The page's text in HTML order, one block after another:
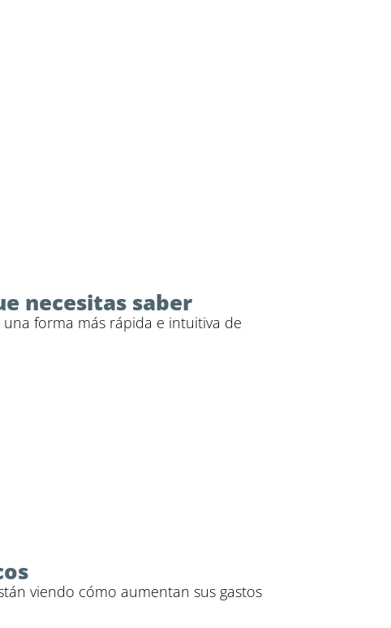
necesitas saber
forma más rápida e intuitiva de
viendo cómo aumentan sus gastos